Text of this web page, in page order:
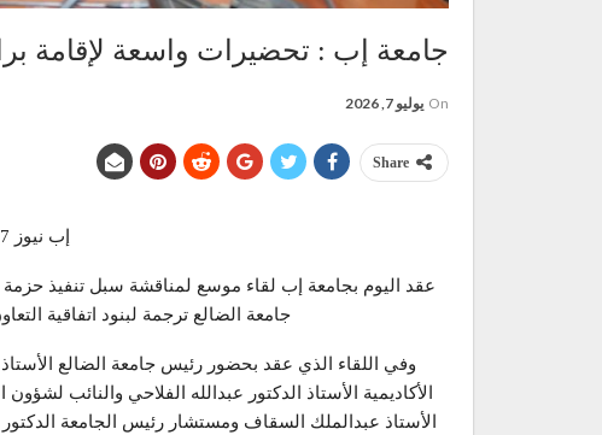
جامعة إب : تحضيرات واسعة لإقامة
On يوليو 7, 2026
Share
إب نيوز 7 يوليو
عقد اليوم بجامعة إب لقاء موسع لمناقشة سبل تنفيذ حزمة
جامعة الضالع ترجمة لبنود اتفاقية
وفي اللقاء الذي عقد بحضور رئيس جامعة الضالع
الأكاديمية الأستاذ الدكتور عبدالله الفلاحي والنائب
الأستاذ عبدالملك السقاف ومستشار رئيس الجامعة